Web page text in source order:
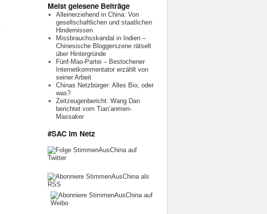
Meist gelesene Beiträge
Alleinerziehend in China: Von
gesellschaftlichen und staatlichen
Hindernissen
Missbrauchsskandal in Indien –
Chinesische Bloggerszene rätselt
über Hintergründe
Fünf-Mao-Partei – Bestochener
Internetkommentator erzählt von
seiner Arbeit
Chinas Netzbürger: Alles Bio, oder
was?
Zeitzeugenbericht: Wang Dan
berichtet vom Tian’anmen-
Massaker
#SAC im Netz